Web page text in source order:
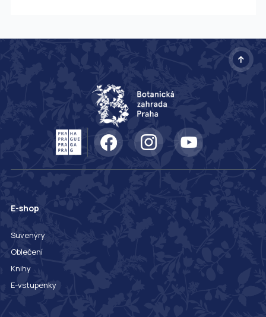
E-shop
Suvenýry
Oblečení
Knihy
E-vstupenky